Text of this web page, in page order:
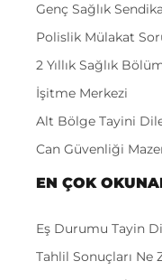
Genç Sağlık
Polislik Mülakat
2 Yıllık Sağlık
İşitme Merkezi
Alt Bölge Tayini
Can Güvenliği
EN ÇOK
Eş Durumu Tayin
Tahlil Sonuçları Ne